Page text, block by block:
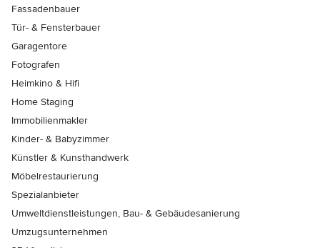
Fassadenbauer
Tür- & Fensterbauer
Garagentore
Fotografen
Heimkino & Hifi
Home Staging
Immobilienmakler
Kinder- & Babyzimmer
Künstler & Kunsthandwerk
Möbelrestaurierung
Spezialanbieter
Umweltdienstleistungen, Bau- & Gebäudesanierung
Umzugsunternehmen